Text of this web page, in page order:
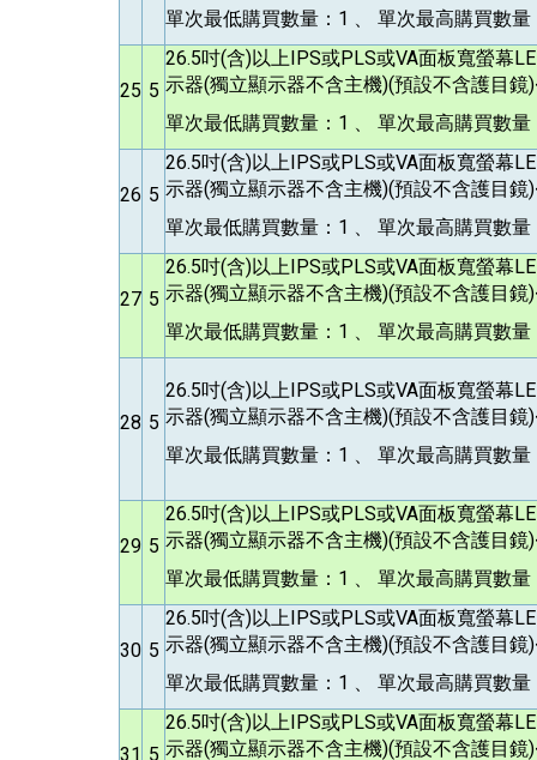
單次最低購買數量：1 、 單次最高購買數量
25 5
26.5吋(含)以上IPS或PLS或VA面板寬螢幕
示器(獨立顯示器不含主機)(預設不含護目
單次最低購買數量：1 、 單次最高購買數量
26 5
26.5吋(含)以上IPS或PLS或VA面板寬螢幕
示器(獨立顯示器不含主機)(預設不含護目
單次最低購買數量：1 、 單次最高購買數量
27 5
26.5吋(含)以上IPS或PLS或VA面板寬螢幕
示器(獨立顯示器不含主機)(預設不含護目
單次最低購買數量：1 、 單次最高購買數量
28 5
26.5吋(含)以上IPS或PLS或VA面板寬螢幕
示器(獨立顯示器不含主機)(預設不含護目
單次最低購買數量：1 、 單次最高購買數量
29 5
26.5吋(含)以上IPS或PLS或VA面板寬螢幕
示器(獨立顯示器不含主機)(預設不含護目
單次最低購買數量：1 、 單次最高購買數量
30 5
26.5吋(含)以上IPS或PLS或VA面板寬螢幕
示器(獨立顯示器不含主機)(預設不含護目
單次最低購買數量：1 、 單次最高購買數量
31 5
26.5吋(含)以上IPS或PLS或VA面板寬螢幕
示器(獨立顯示器不含主機)(預設不含護目